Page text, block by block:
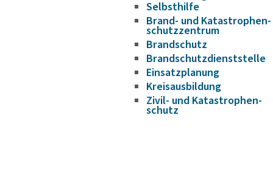
Selbst­hilfe
Brand- und Kata­s­tro­­phen­­
schutz­­zen­trum
Brand­schutz
Brand­schutz­dienst­stelle
Einsatz­pla­nung
Kreis­aus­­bil­­dung
Zivil- und Kata­s­tro­­phen­­
schutz